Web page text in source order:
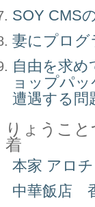
SOY CMS
妻にプログ
自由を求
ョップパ
遭遇する問
りょうこ
着
本家 アロ
中華飯店